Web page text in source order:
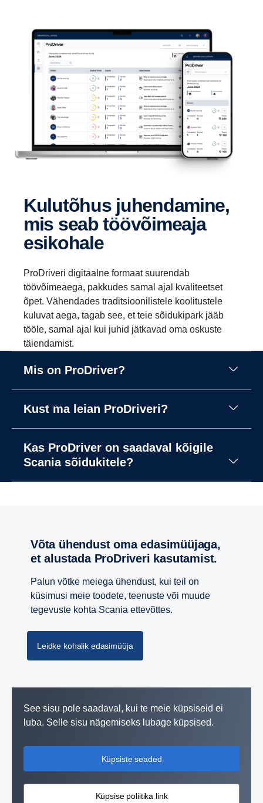
Kulutõhus juhendamine,
mis seab töövõimeaja
esikohale
ProDriveri digitaalne formaat suurendab
töövõimeaega, pakkudes samal ajal kvaliteetset
õpet. Vähendades traditsioonilistele koolitustele
kuluvat aega, tagab see, et teie sõidukipark jääb
tööle, samal ajal kui juhid jätkavad oma oskuste
täiendamist.
Mis on ProDriver?
Kust ma leian ProDriveri?
Kas ProDriver on saadaval kõigile
Scania sõidukitele?
Võta ühendust oma edasimüüjaga,
et alustada ProDriveri kasutamist.
Palun võtke meiega ühendust, kui teil on
küsimusi meie toodete, teenuste või muude
tegevuste kohta Scania ettevõttes.
Leidke kohalik edasimüüja
See sisu pole saadaval, kui te meie küpsiseid ei
luba. Selle sisu nägemiseks lubage küpsised.
Küpsiste seaded
Küpsise poliitika link